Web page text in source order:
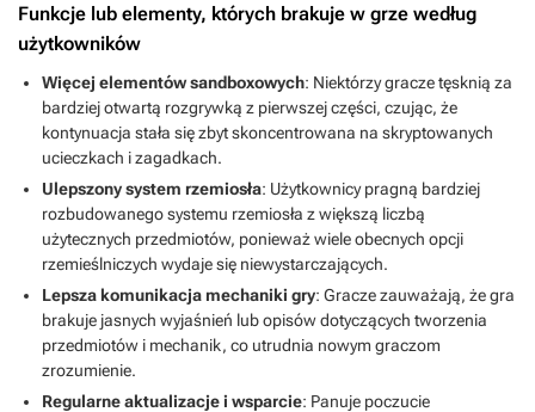
Funkcje lub elementy, których brakuje w grze według
użytkowników
Więcej elementów sandboxowych: Niektórzy gracze tęsknią za
bardziej otwartą rozgrywką z pierwszej części, czując, że
kontynuacja stała się zbyt skoncentrowana na skryptowanych
ucieczkach i zagadkach.
Ulepszony system rzemiosła: Użytkownicy pragną bardziej
rozbudowanego systemu rzemiosła z większą liczbą
użytecznych przedmiotów, ponieważ wiele obecnych opcji
rzemieślniczych wydaje się niewystarczających.
Lepsza komunikacja mechaniki gry: Gracze zauważają, że gra
brakuje jasnych wyjaśnień lub opisów dotyczących tworzenia
przedmiotów i mechanik, co utrudnia nowym graczom
zrozumienie.
Regularne aktualizacje i wsparcie: Panuje poczucie